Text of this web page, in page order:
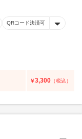
QRコード決済可
￥3,300 （税込）